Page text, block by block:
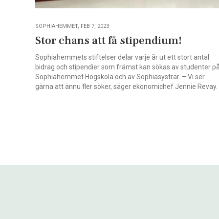
SOPHIAHEMMET, FEB 7, 2023
Stor chans att få stipendium!
Sophiahemmets stiftelser delar varje år ut ett stort antal
bidrag och stipendier som främst kan sökas av studenter
Sophiahemmet Högskola och av Sophiasystrar. – Vi ser
gärna att ännu fler söker, säger ekonomichef Jennie Revay.